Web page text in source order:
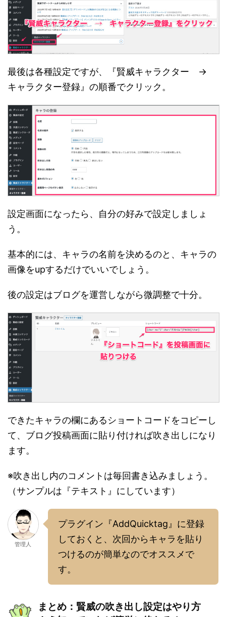
最後は各種設定ですが、『賢威キャラクター →
キャラクター登録』の順番でクリック。
設定画面になったら、自分の好みで設定しましょ
う。
基本的には、キャラの名前を決めるのと、キャラの
画像をupするだけでいいでしょう。
後の設定はブログを運営しながら微調整で十分。
できたキャラの欄にあるショートコードをコピーし
て、ブログ投稿画面に貼り付ければ吹き出しになり
ます。
※吹き出し内のコメントは毎回書き込みましょう。
（サンプルは『テキスト』にしています）
管理人
プラグイン『AddQuicktag』に登録
しておくと、次回からキャラを貼り
つけるのが簡単なのでオススメで
す。
まとめ：賢威の吹き出し設定はやり方